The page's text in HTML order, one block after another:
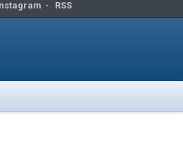
· RSS